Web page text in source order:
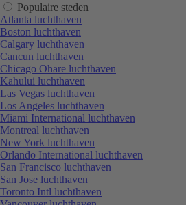
Populaire steden
Atlanta luchthaven
Boston luchthaven
Calgary luchthaven
Cancun luchthaven
Chicago Ohare luchthaven
Kahului luchthaven
Las Vegas luchthaven
Los Angeles luchthaven
Miami International luchthaven
Montreal luchthaven
New York luchthaven
Orlando International luchthaven
San Francisco luchthaven
San Jose luchthaven
Toronto Intl luchthaven